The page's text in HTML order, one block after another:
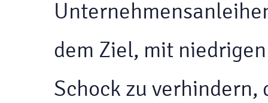
dem Ziel, mit
Schock zu